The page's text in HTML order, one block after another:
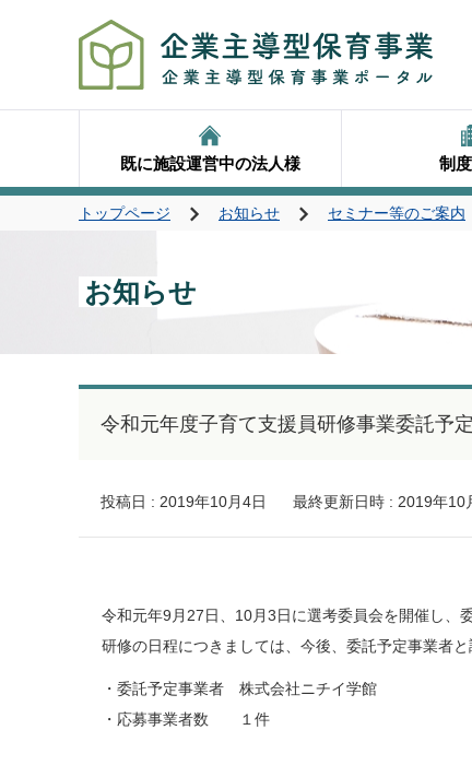
既に施設運営中の法人様 制
トップページ お知らせ セミナー等のご案内
お知らせ
令和元年度子育て支援員研修事業委託予
投稿日 : 2019年10月4日 最終更新日時 : 2019年10
令和元年9月27日、10月3日に選考委員会を開催し、
研修の日程につきましては、今後、委託予定事業者
・委託予定事業者 株式会社ニチイ学館
・応募事業者数 １件